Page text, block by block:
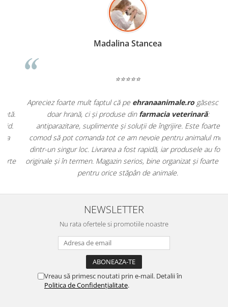
Madalina Stancea
⭐⭐⭐⭐⭐
Apreciez foarte mult faptul că peehranaanimale.rogăsesc nu
doar hrană, ci și produse dinfarmacia veterinară:
antiparazitare, suplimente și soluții de îngrijire. Este foarte
comod să pot comanda tot ce am nevoie pentru animalul meu
dintr-un singur loc. Livrarea a fost rapidă, iar produsele au fost
originale și în termen. Magazin serios, bine organizat și foarte util
pentru orice stăpân de animale.
NEWSLETTER
Nu rata ofertele si promotiile noastre
Vreau să primesc noutati prin e-mail. Detalii în
Politica de Confidențialitate.